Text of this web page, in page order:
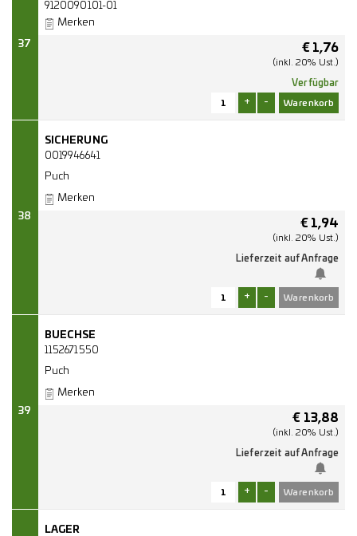
37
9120090101-01
Merken
€ 1,76
(inkl. 20% Ust.)
Verfügbar
+ -
38
SICHERUNG
0019946641
Puch
Merken
€ 1,94
(inkl. 20% Ust.)
Lieferzeit auf Anfrage
+ -
39
BUECHSE
1152671550
Puch
Merken
€ 13,88
(inkl. 20% Ust.)
Lieferzeit auf Anfrage
+ -
LAGER